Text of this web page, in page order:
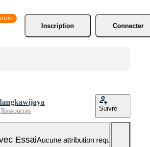
Inscription
Connecter
Suivre
EssaiAucune attribution requise